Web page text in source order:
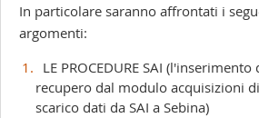
In particolare saranno affrontati i
argomenti:
LE PROCEDURE SAI (l'inserimento
recupero dal modulo acquisizioni
scarico dati da SAI a Sebina)